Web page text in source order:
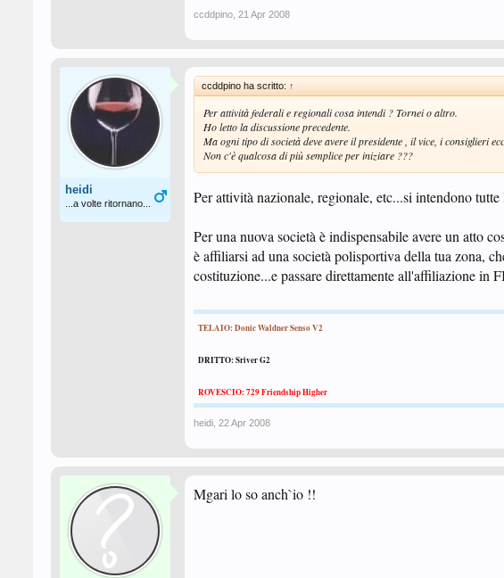
ccddpino 21 Apr 2008
heidi
...a volte ritornano...
ccddpino ha scritto: ↑
Per attività federali e regionali cosa intendi ? Tornei o altro.
Ho letto la discussione precedente.
Ma ogni tipo di società deve avere il presidente , il vice, i consiglieri
Non c'è qualcosa di più semplice per iniziare ???
Per attività nazionale, regionale, etc...si intendono
Per una nuova società è indispensabile avere un atto
è affiliarsi ad una società polisportiva della tua zona,
costituzione...e passare direttamente all'affiliazione in
TELAIO: Donic Waldner Senso V2
DRITTO: Sriver G2
ROVESCIO: 729 Friendship Higher
heidi 22 Apr 2008
Mgari lo so anch`io !!